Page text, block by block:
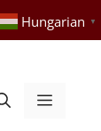
Hungarian ▼
Menü